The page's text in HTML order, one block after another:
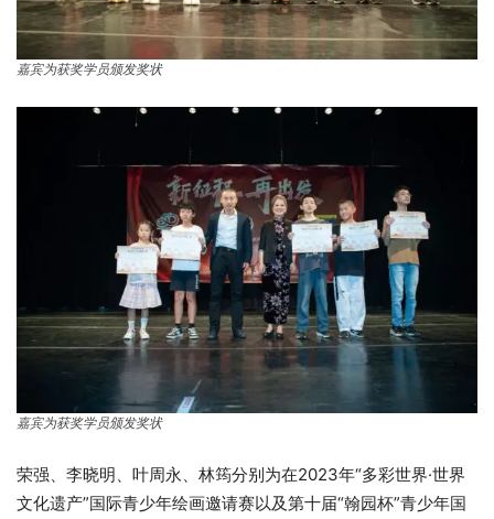
嘉宾为获奖学员颁发奖状
嘉宾为获奖学员颁发奖状
荣强、李晓明、叶周永、林筠分别为在2023年“多彩世界·世界
文化遗产”国际青少年绘画邀请赛以及第十届“翰园杯”青少年国